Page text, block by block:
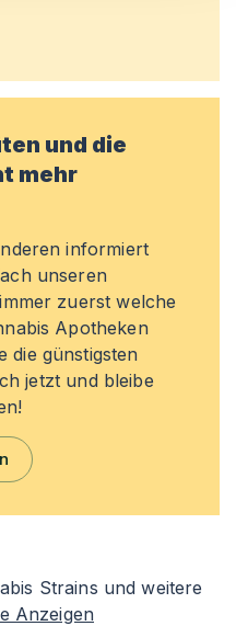
und die
mehr
informiert
unseren
zuerst welche
Apotheken
die günstigsten
jetzt und bleibe
Strains und weitere
Anzeigen